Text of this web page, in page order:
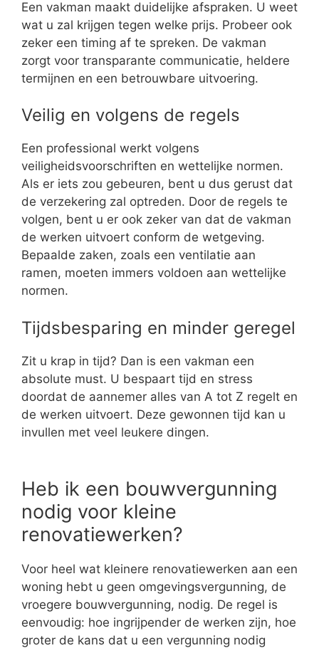
Een vakman maakt duidelijke afspraken. U weet
wat u zal krijgen tegen welke prijs. Probeer ook
zeker een timing af te spreken. De vakman
zorgt voor transparante communicatie, heldere
termijnen en een betrouwbare uitvoering.
Veilig en volgens de regels
Een professional werkt volgens
veiligheidsvoorschriften en wettelijke normen.
Als er iets zou gebeuren, bent u dus gerust dat
de verzekering zal optreden. Door de regels te
volgen, bent u er ook zeker van dat de vakman
de werken uitvoert conform de wetgeving.
Bepaalde zaken, zoals een ventilatie aan
ramen, moeten immers voldoen aan wettelijke
normen.
Tijdsbesparing en minder geregel
Zit u krap in tijd? Dan is een vakman een
absolute must. U bespaart tijd en stress
doordat de aannemer alles van A tot Z regelt en
de werken uitvoert. Deze gewonnen tijd kan u
invullen met veel leukere dingen.
Heb ik een bouwvergunning
nodig voor kleine
renovatiewerken?
Voor heel wat kleinere renovatiewerken aan een
woning hebt u geen omgevingsvergunning, de
vroegere bouwvergunning, nodig. De regel is
eenvoudig: hoe ingrijpender de werken zijn, hoe
groter de kans dat u een vergunning nodig